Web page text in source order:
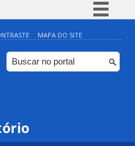
Simplifique!
Comunica BR
Participe
MAPA DO SITE